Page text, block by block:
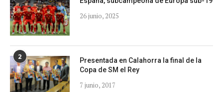
26 junio, 2025
2
Presentada en Calahorra la final de la
Copa de SM el Rey
7 junio, 2017